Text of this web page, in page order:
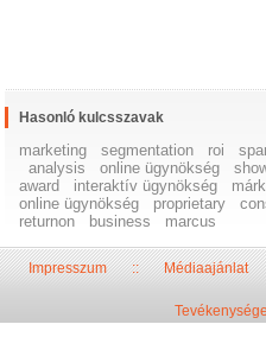
Hasonló kulcsszavak
marketing segmentation roi
analysis
online ügynökség
award
interaktív ügynökség
online ügynökség
proprietary
returnon
business marcus
Impresszum::Médiaajánlat